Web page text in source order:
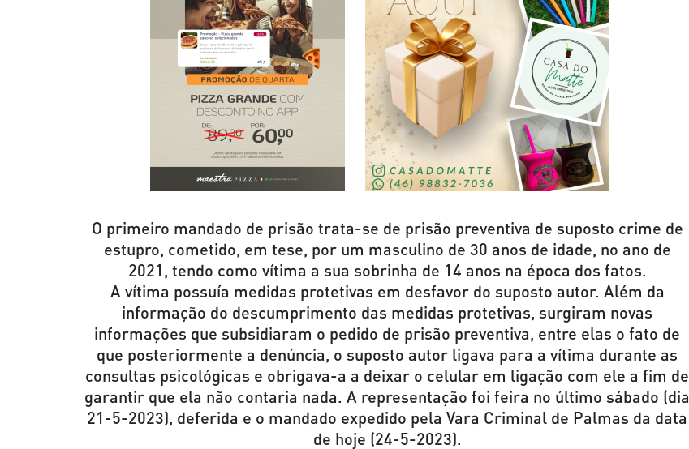
O primeiro mandado de prisão trata-se de prisão preventiva de suposto crime de
estupro, cometido, em tese, por um masculino de 30 anos de idade, no ano de
2021, tendo como vítima a sua sobrinha de 14 anos na época dos fatos.
A vítima possuía medidas protetivas em desfavor do suposto autor. Além da
informação do descumprimento das medidas protetivas, surgiram novas
informações que subsidiaram o pedido de prisão preventiva, entre elas o fato de
que posteriormente a denúncia, o suposto autor ligava para a vítima durante as
consultas psicológicas e obrigava-a a deixar o celular em ligação com ele a fim de
garantir que ela não contaria nada. A representação foi feira no último sábado (dia
21-5-2023), deferida e o mandado expedido pela Vara Criminal de Palmas da data
de hoje (24-5-2023).